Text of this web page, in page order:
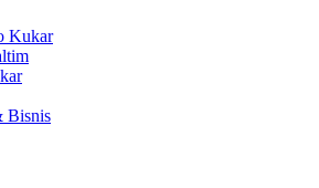
Kukar
Bisnis